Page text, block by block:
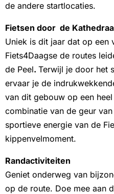
de andere startlocaties.
Fietsen door de
Uniek is dit jaar dat op een
Fiets4Daagse de routes
de Peel. Terwijl je door het
ervaar je de
van dit gebouw op een
combinatie van de geur
sportieve energie van de
kippenvelmoment.
Randactiviteiten
Geniet onderweg van
op de route. Doe mee aan